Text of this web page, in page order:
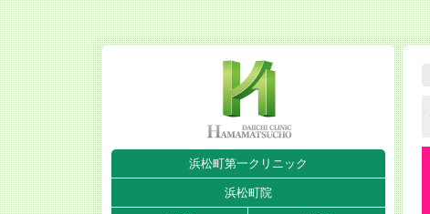
浜松町第一クリニック
浜松町院